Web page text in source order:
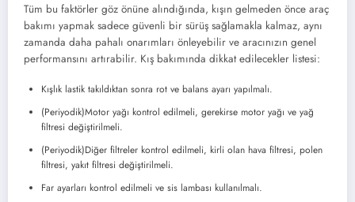
Tüm bu faktörler göz önüne alındığında, kışın gelmeden önce araç
bakımı yapmak sadece güvenli bir sürüş sağlamakla kalmaz, aynı
zamanda daha pahalı onarımları önleyebilir ve aracınızın genel
performansını artırabilir. Kış bakımında dikkat edilecekler listesi:
Kışlık lastik takıldıktan sonra rot ve balans ayarı yapılmalı.
(Periyodik)Motor yağı kontrol edilmeli, gerekirse motor yağı ve yağ
filtresi değiştirilmeli.
(Periyodik)Diğer filtreler kontrol edilmeli, kirli olan hava filtresi, polen
filtresi, yakıt filtresi değiştirilmeli.
Far ayarları kontrol edilmeli ve sis lambası kullanılmalı.